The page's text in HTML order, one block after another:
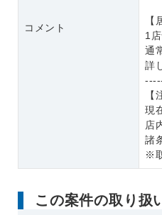
コメント
【
1
通
詳
【
現
店
諸
※
この案件の取り扱